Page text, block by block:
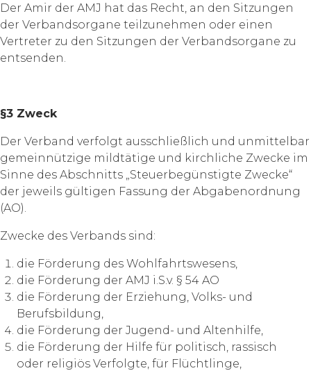
Der Amir der AMJ hat das Recht, an den Sitzungen
der Verbandsorgane teilzunehmen oder einen
Vertreter zu den Sitzungen der Verbandsorgane zu
entsenden.
§3 Zweck
Der Verband verfolgt ausschließlich und unmittelbar
gemeinnützige mildtätige und kirchliche Zwecke im
Sinne des Abschnitts „Steuerbegünstigte Zwecke“
der jeweils gültigen Fassung der Abgabenordnung
(AO).
Zwecke des Verbands sind:
die Förderung des Wohlfahrtswesens,
die Förderung der AMJ i.S.v. § 54 AO
die Förderung der Erziehung, Volks- und
Berufsbildung,
die Förderung der Jugend- und Altenhilfe,
die Förderung der Hilfe für politisch, rassisch
oder religiös Verfolgte, für Flüchtlinge,